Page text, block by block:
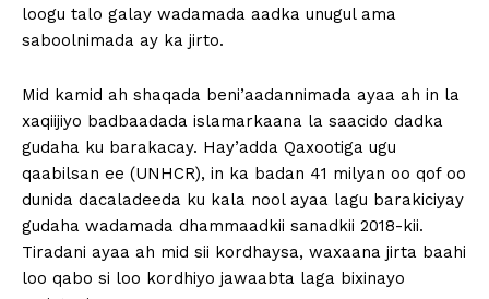
loogu talo galay wadamada aadka unugul ama
saboolnimada ay ka jirto.
Mid kamid ah shaqada beni’aadannimada ayaa ah in la
xaqiijiyo badbaadada islamarkaana la saacido dadka
gudaha ku barakacay. Hay’adda Qaxootiga ugu
qaabilsan ee (UNHCR), in ka badan 41 milyan oo qof oo
dunida dacaladeeda ku kala nool ayaa lagu barakiciyay
gudaha wadamada dhammaadkii sanadkii 2018-kii.
Tiradani ayaa ah mid sii kordhaysa, waxaana jirta baahi
loo qabo si loo kordhiyo jawaabta laga bixinayo